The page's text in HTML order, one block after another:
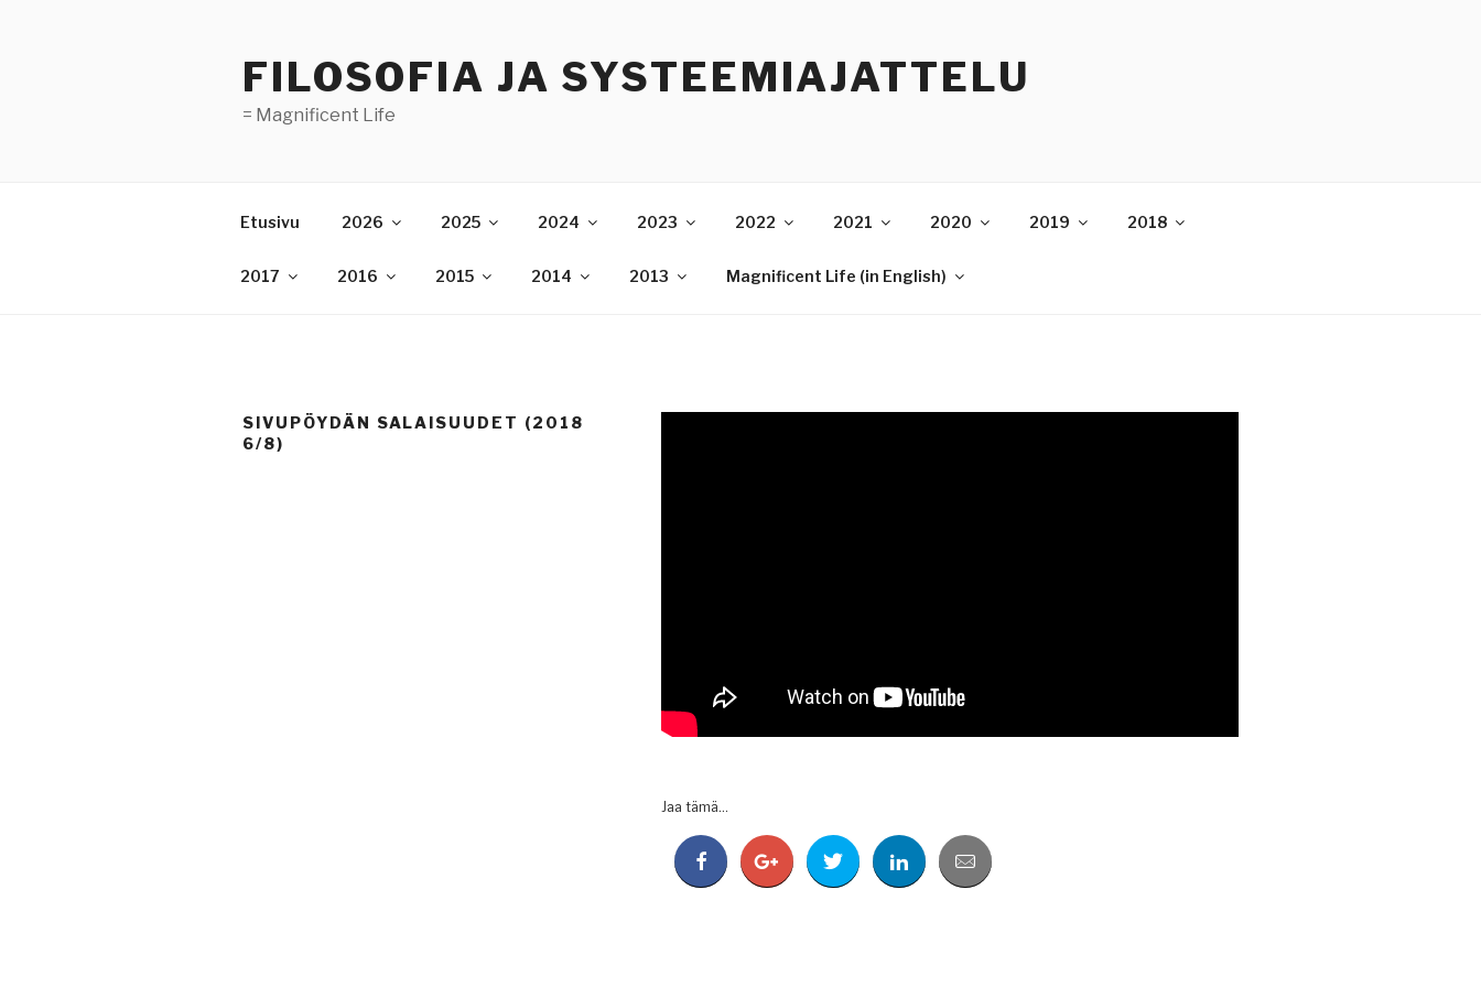
FILOSOFIA JA SYSTEEMIAJATTELU
= Magnificent Life
Etusivu 2026 2025 2024 2023 2022 2021 2020 2019 2018
2017 2016 2015 2014 2013 Magnificent Life (in English)
SIVUPÖYDÄN SALAISUUDET (2018
6/8)
Jaa tämä...